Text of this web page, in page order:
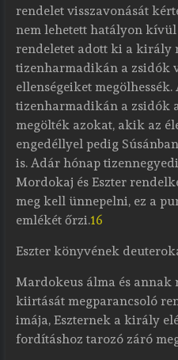
rendelet visszavonását
nem lehetett hatályon
rendeletet adott ki a király
tizenharmadikán a zsidók
ellenségeiket
tizenharmadikán a zsidók
megölték azokat, akik az
engedéllyel pedig
is. Adár hónap
Mordokaj és Eszter
meg kell ünnepelni, ez a
emlékét őrzi.16
Eszter könyvének
Mardokeus álma és annak
kiirtását megparancsoló
imája, Eszternek a király
fordításhoz tarozó záró